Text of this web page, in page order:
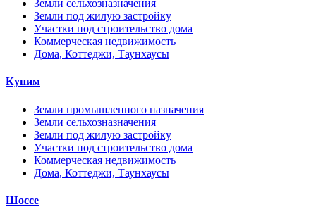
Земли сельхозназначения
Земли под жилую застройку
Участки под строительство дома
Коммерческая недвижимость
Дома, Коттеджи, Таунхаусы
Купим
Земли промышленного назначения
Земли сельхозназначения
Земли под жилую застройку
Участки под строительство дома
Коммерческая недвижимость
Дома, Коттеджи, Таунхаусы
Шоссе